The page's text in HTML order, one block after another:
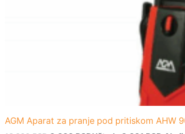
AGM Aparat za pranje pod pritiskom AHW